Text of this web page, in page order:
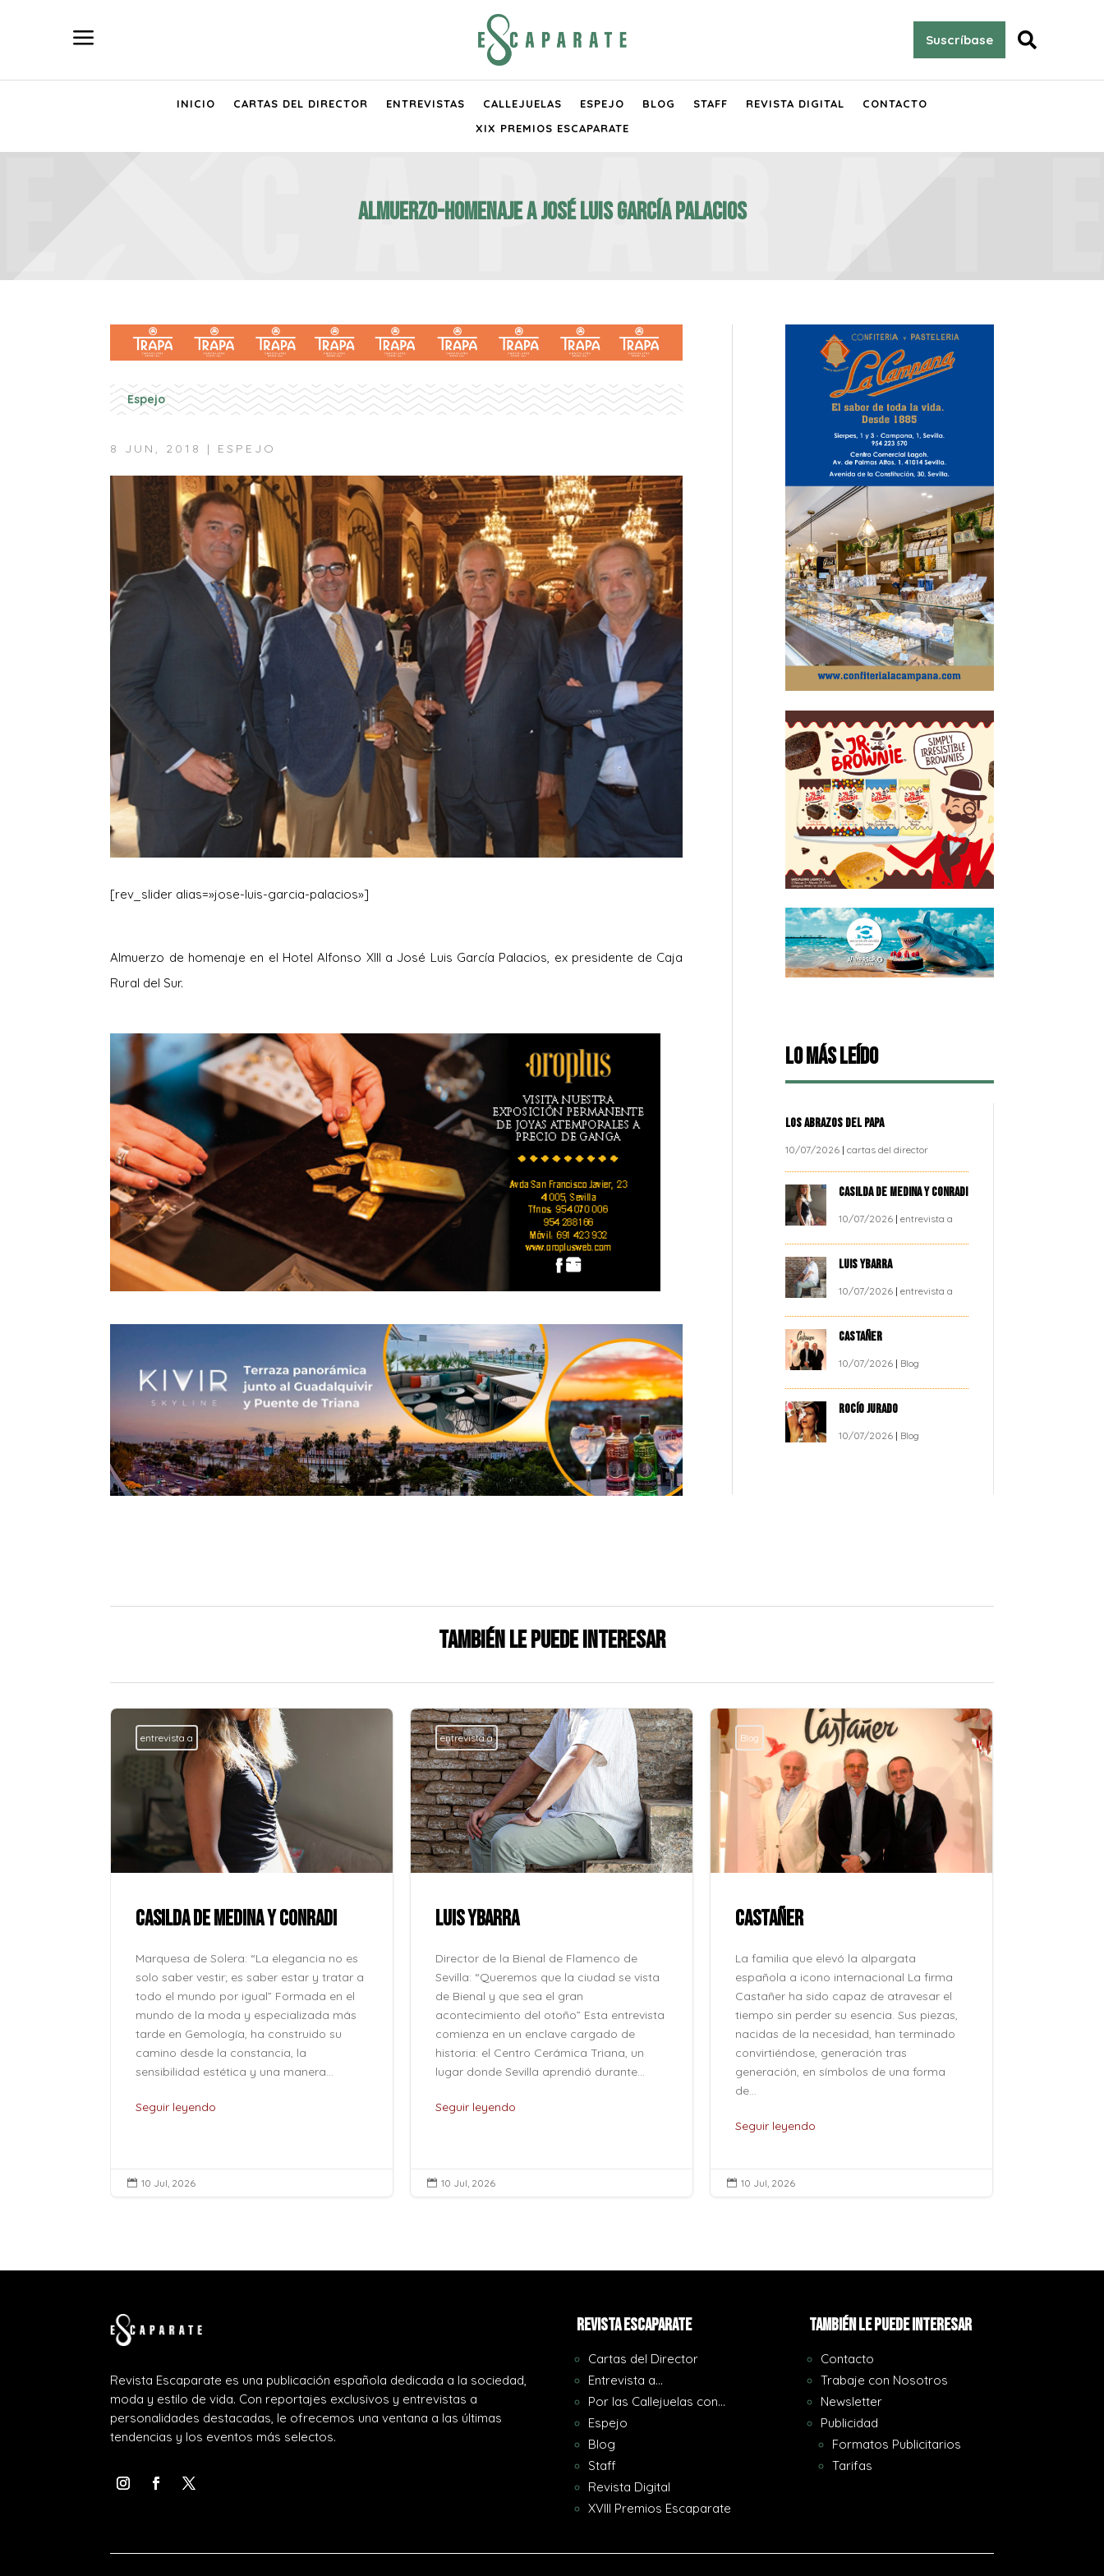
a Suscríbase 
INICIO CARTAS DEL DIRECTOR ENTREVISTAS CALLEJUELAS ESPEJO BLOG STAFF REVISTA DIGITAL
CONTACTO
XIX PREMIOS ESCAPARATE
Almuerzo-homenaje a José Luis García Palacios
Espejo
8 JUN, 2018 | ESPEJO
[rev_slider alias=»jose-luis-garcia-palacios»]
Almuerzo de homenaje en el Hotel Alfonso XIII a José Luis García Palacios, ex presidente de Caja
Rural del Sur.
Lo más leído
LOS ABRAZOS DEL PAPA
10/07/2026 |cartas del director
CASILDA DE MEDINA Y CONRADI
10/07/2026 |entrevista a
LUIS YBARRA
10/07/2026 |entrevista a
CASTAÑER
10/07/2026 | Blog
ROCÍO JURADO
10/07/2026 | Blog
También le puede interesar
entrevista a
CASILDA DE MEDINA Y CONRADI
Marquesa de Solera: “La elegancia no es
solo saber vestir; es saber estar y tratar a
todo el mundo por igual” Formada en el
mundo de la moda y especializada más
tarde en Gemología, ha construido su
camino desde la constancia, la
sensibilidad estética y una manera...
Seguir leyendo
 10 Jul, 2026
entrevista a
LUIS YBARRA
Director de la Bienal de Flamenco de
Sevilla: “Queremos que la ciudad se vista
de Bienal y que sea el gran
acontecimiento del otoño” Esta entrevista
comienza en un enclave cargado de
historia: el Centro Cerámica Triana, un
lugar donde Sevilla aprendió durante...
Seguir leyendo
 10 Jul, 2026
Blog
CASTAÑER
La familia que elevó la alpargata
española a icono internacional La firma
Castañer ha sido capaz de atravesar el
tiempo sin perder su esencia. Sus piezas,
nacidas de la necesidad, han terminado
convirtiéndose, generación tras
generación, en símbolos de una forma
de...
Seguir leyendo
 10 Jul, 2026
Revista Escaparate es una publicación española dedicada a la sociedad,
moda y estilo de vida. Con reportajes exclusivos y entrevistas a
personalidades destacadas, le ofrecemos una ventana a las últimas
tendencias y los eventos más selectos.
REVISTA ESCAPARATE
Cartas del Director
Entrevista a…
Por las Callejuelas con…
Espejo
Blog
Staff
Revista Digital
XVIII Premios Escaparate
También le puede interesar
Contacto
Trabaje con Nosotros
Newsletter
Publicidad
Formatos Publicitarios
Tarifas